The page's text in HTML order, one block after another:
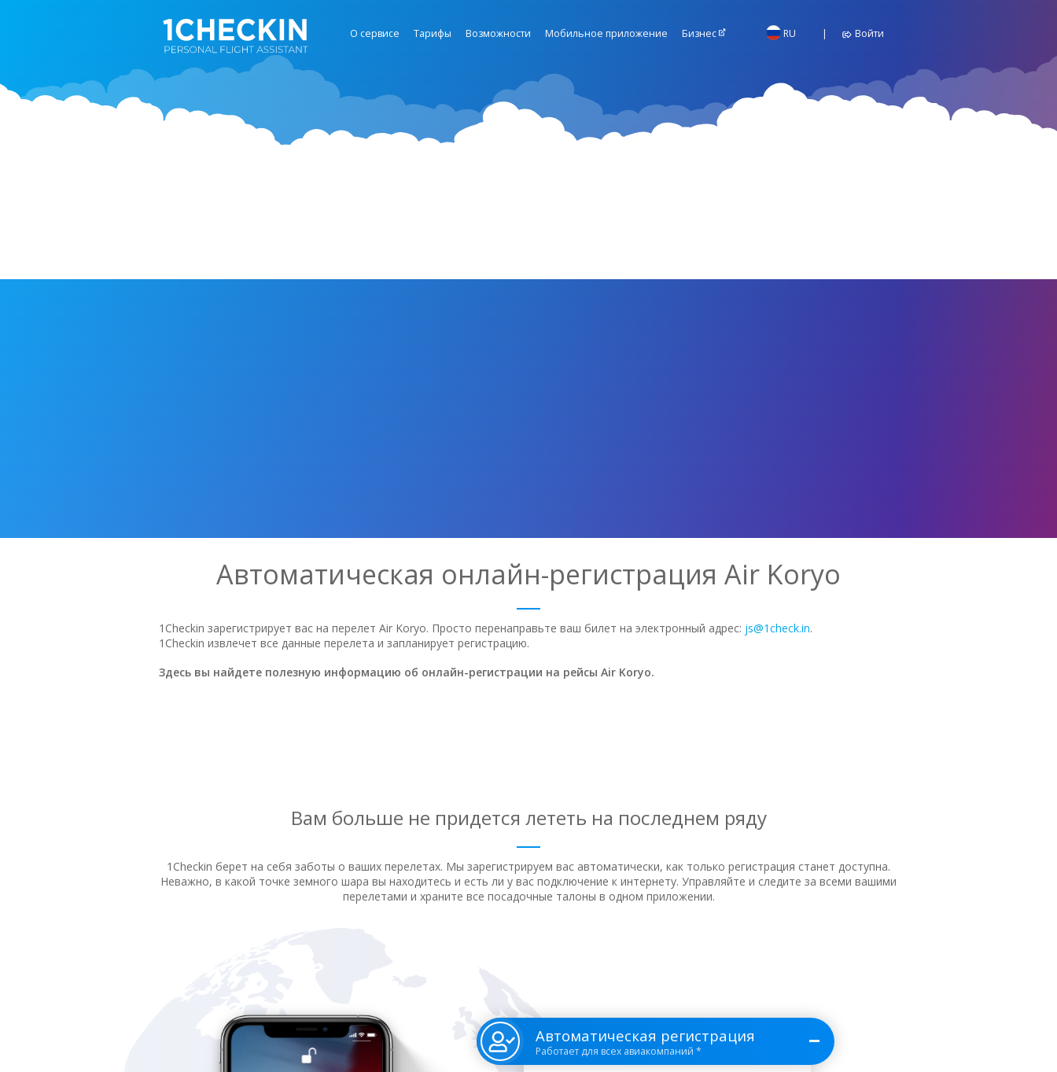
О сервисе Тарифы Возможности Мобильное приложение Бизнес RU Войти
Автоматическая онлайн-регистрация Air Koryo
1Checkin зарегистрирует вас на перелет Air Koryo. Просто перенаправьте ваш билет на электронный адрес: js@1check.in.
1Checkin извлечет все данные перелета и запланирует регистрацию.
Здесь вы найдете полезную информацию об онлайн-регистрации на рейсы Air Koryo.
Вам больше не придется лететь на последнем ряду
1Checkin берет на себя заботы о ваших перелетах. Мы зарегистрируем вас автоматически, как только регистрация станет доступна.
Неважно, в какой точке земного шара вы находитесь и есть ли у вас подключение к интернету. Управляйте и следите за всеми вашими
перелетами и храните все посадочные талоны в одном приложении.
Автоматическая регистрация
Работает для всех авиакомпаний *